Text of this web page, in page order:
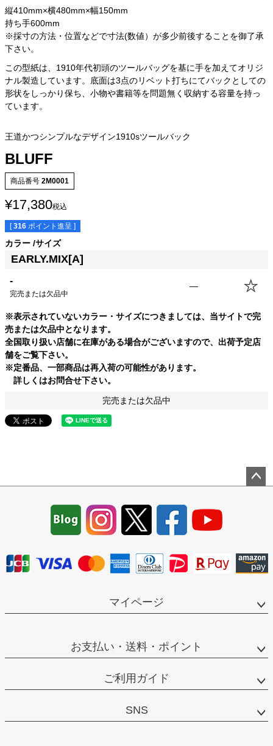
縦410mm×横480mm×幅150mm
持ち手600mm
※採寸の方法・位置などで寸法(数値）が多少前後することを御了承
下さい。
この型紙は、1910年代初頭のツールバッグを基に手を加えてオリジ
ナル製造しています。底面は3点のリベット打ちにてバックとしての
形状をしっかり保ち、小物や書籍等を問題無く収納する容量を持っ
ています。
王道かつシンプルなデザイン1910sツールバック
BLUFF
商品番号 2M0001
¥17,380税込
[ 316 ポイント進呈 ]
カラー サイズ
EARLY.MIX[A]
-
完売または欠品中
—
※表示されていないカラー・サイズにつきましては、当サイトで完
売または欠品中となります。
全国取り扱い店舗に在庫がある場合がございますので、出荷予定店
舗をご覧下さい。
※定番品、一部商品は再入荷の可能性があります。
詳しくはお問合せ下さい。
完売または欠品中
マイページ
お支払い・送料・ポイント
ご利用ガイド
SNS